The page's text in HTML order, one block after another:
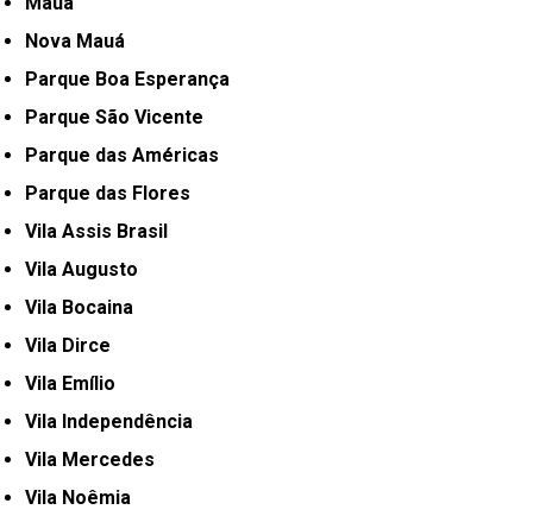
Nova Mauá
Parque Boa Esperança
Parque São Vicente
Parque das Américas
Parque das Flores
Vila Assis Brasil
Vila Augusto
Vila Bocaina
Vila Dirce
Vila Emílio
Vila Independência
Vila Mercedes
Vila Noêmia